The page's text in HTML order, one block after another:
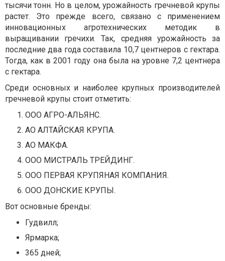
тысячи тонн. Но в целом, урожайность гречневой крупы
растет. Это прежде всего, связано с применением
инновационных агротехнических методик в
выращивании гречихи. Так, средняя урожайность за
последние два года составила 10,7 центнеров с гектара.
Тогда, как в 2001 году она была на уровне 7,2 центнера
с гектара.
Среди основных и наиболее крупных производителей
гречневой крупы стоит отметить:
ООО АГРО-АЛЬЯНС.
АО АЛТАЙСКАЯ КРУПА.
АО МАКФА.
ООО МИСТРАЛЬ ТРЕЙДИНГ.
ООО ПЕРВАЯ КРУПЯНАЯ КОМПАНИЯ.
ООО ДОНСКИЕ КРУПЫ.
Вот основные бренды:
Гудвилл;
Ярмарка;
365 дней;